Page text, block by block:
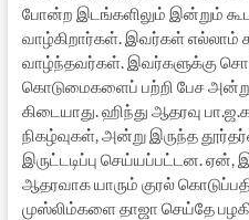
போன்ற இடங்களிலும் இன்றும்
வாழ்கிறார்கள். இவர்கள் எல்லாம்
வாழ்ந்தவர்கள். இவர்களுக்கு
கொடுமைகளைப் பற்றி பேச
கிடையாது. ஹிந்து ஆதரவு
நிகழ்வுகள், அன்று இருந்த
இருட்டடிப்பு செய்யப்பட்டன. ஏன்,
ஆதரவாக யாரும் குரல்
முஸ்லிம்களை தாஜா செய்தே